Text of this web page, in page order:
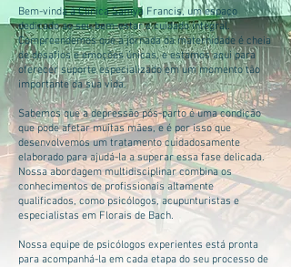
Bem-vinda à Clínica Samya Francis, um espaço
dedicado ao seu bem-estar e cuidado integral.
Compreendemos que a jornada da maternidade é cheia
de desafios e emoções únicas, e estamos aqui para
oferecer suporte especializado em um momento tão
importante da sua vida.
Sabemos que a depressão pós-parto é uma condição
que pode afetar muitas mães, e é por isso que
desenvolvemos um tratamento cuidadosamente
elaborado para ajudá-la a superar essa fase delicada.
Nossa abordagem multidisciplinar combina os
conhecimentos de profissionais altamente
qualificados, como psicólogos, acupunturistas e
especialistas em Florais de Bach.
Nossa equipe de psicólogos experientes está pronta
para acompanhá-la em cada etapa do seu processo de